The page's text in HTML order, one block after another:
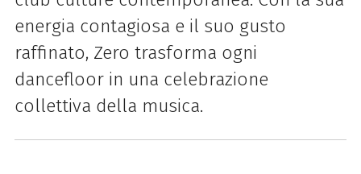
energia contagiosa e il suo gusto
raffinato, Zero trasforma ogni
dancefloor in una celebrazione
collettiva della musica.